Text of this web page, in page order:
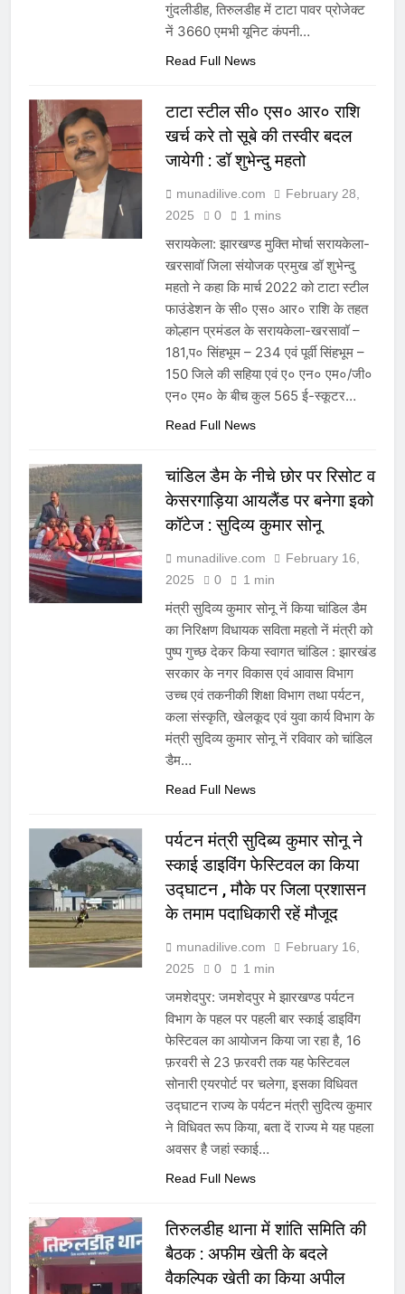
गुंदलीडीह, तिरुलडीह में टाटा पावर प्रोजेक्ट
नें 3660 एमभी यूनिट कंपनी…
Read Full News
टाटा स्टील सी० एस० आर० राशि
खर्च करे तो सूबे की तस्वीर बदल
जायेगी : डॉ शुभेन्दु महतो
munadilive.com
February 28,
2025
0 1 mins
सरायकेला: झारखण्ड मुक्ति मोर्चा सरायकेला-
खरसावॉ जिला संयोजक प्रमुख डॉ शुभेन्दु
महतो ने कहा कि मार्च 2022 को टाटा स्टील
फाउंडेशन के सी० एस० आर० राशि के तहत
कोल्हान प्रमंडल के सरायकेला-खरसावॉ –
181,प० सिंहभूम – 234 एवं पूर्वी सिंहभूम –
150 जिले की सहिया एवं ए० एन० एम०/जी०
एन० एम० के बीच कुल 565 ई-स्कूटर…
Read Full News
चांडिल डैम के नीचे छोर पर रिसोट व
केसरगाड़िया आयलैंड पर बनेगा इको
कॉटेज : सुदिव्य कुमार सोनू
munadilive.com
February 16,
2025
0 1 min
मंत्री सुदिव्य कुमार सोनू नें किया चांडिल डैम
का निरिक्षण विधायक सविता महतो नें मंत्री को
पुष्प गुच्छ देकर किया स्वागत चांडिल : झारखंड
सरकार के नगर विकास एवं आवास विभाग
उच्च एवं तकनीकी शिक्षा विभाग तथा पर्यटन,
कला संस्कृति, खेलकूद एवं युवा कार्य विभाग के
मंत्री सुदिव्य कुमार सोनू नें रविवार को चांडिल
डैम…
Read Full News
पर्यटन मंत्री सुदिब्य कुमार सोनू ने
स्काई डाइविंग फेस्टिवल का किया
उद्घाटन , मौके पर जिला प्रशासन
के तमाम पदाधिकारी रहें मौजूद
munadilive.com
February 16,
2025
0 1 min
जमशेदपुर: जमशेदपुर मे झारखण्ड पर्यटन
विभाग के पहल पर पहली बार स्काई डाइविंग
फेस्टिवल का आयोजन किया जा रहा है, 16
फ़रवरी से 23 फ़रवरी तक यह फेस्टिवल
सोनारी एयरपोर्ट पर चलेगा, इसका विधिवत
उद्घाटन राज्य के पर्यटन मंत्री सुदित्य कुमार
ने विधिवत रूप किया, बता दें राज्य मे यह पहला
अवसर है जहां स्काई…
Read Full News
तिरुलडीह थाना में शांति समिति की
बैठक : अफीम खेती के बदले
वैकल्पिक खेती का किया अपील